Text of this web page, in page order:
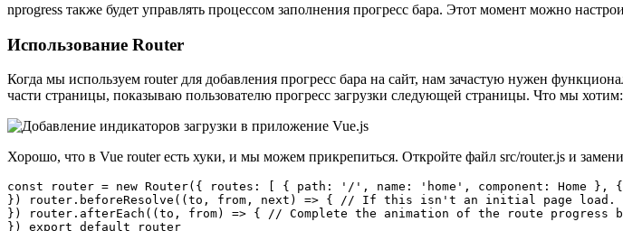
nprogress также будет управлять процессом заполнения прогресс бара. Этот момент можно
Использование Router
Когда мы используем router для добавления прогресс бара на сайт, нам зачастую нужен
части страницы, показываю пользователю прогресс загрузки следующей страницы. Что мы хотим:
Хорошо, что в Vue router есть хуки, и мы можем прикрепиться. Откройте файл src/router.js и
const router = new Router({ routes: [ { path: '/', name: 'home', component: Home
}) router.beforeResolve((to, from, next) => { // If this isn't an initial page load.
}) router.afterEach((to, from) => { // Complete the animation of the route progress